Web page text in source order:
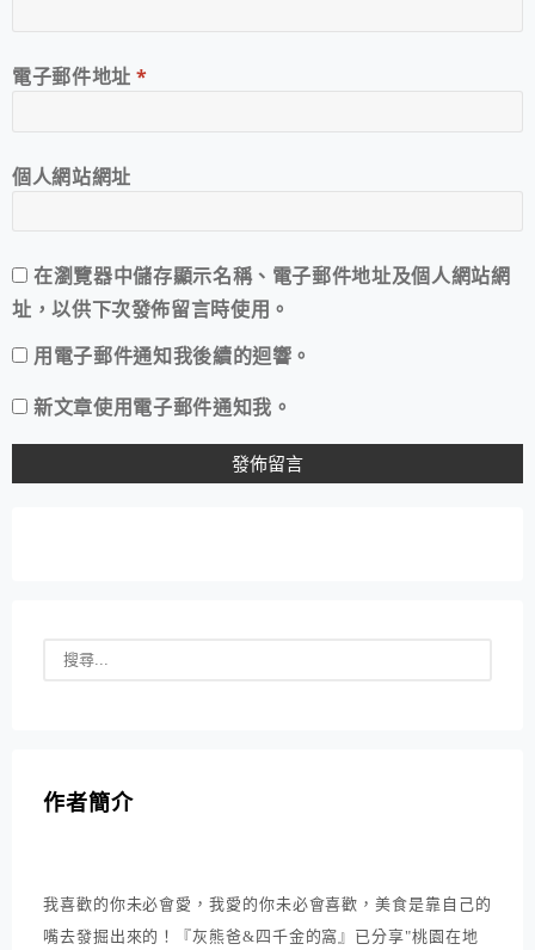
電子郵件地址*
個人網站網址
在瀏覽器中儲存顯示名稱、電子郵件地址及個人網站網
址，以供下次發佈留言時使用。
用電子郵件通知我後續的迴響。
新文章使用電子郵件通知我。
作者簡介
我喜歡的你未必會愛，我愛的你未必會喜歡，美食是靠自己的
嘴去發掘出來的！『灰熊爸&四千金的窩』已分享"桃園在地